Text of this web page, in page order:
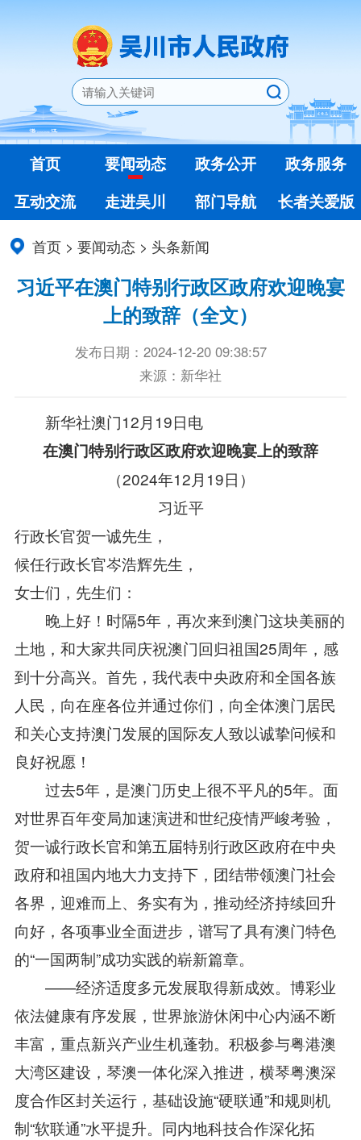
首页 要闻动态 政务公开
政务服务
互动交流
走进吴川 部门导航 长者关爱版
首页 >要闻动态 > 头条新闻
习近平在澳门特别行政区政府欢迎晚宴
上的致辞（全文）
发布日期：2024-12-20 09:38:57
来源：新华社
新华社澳门12月19日电
在澳门特别行政区政府欢迎晚宴上的致辞
（2024年12月19日）
习近平
行政长官贺一诚先生，
候任行政长官岑浩辉先生，
女士们，先生们：
晚上好！时隔5年，再次来到澳门这块美丽的
土地，和大家共同庆祝澳门回归祖国25周年，感
到十分高兴。首先，我代表中央政府和全国各族
人民，向在座各位并通过你们，向全体澳门居民
和关心支持澳门发展的国际友人致以诚挚问候和
良好祝愿！
过去5年，是澳门历史上很不平凡的5年。面
对世界百年变局加速演进和世纪疫情严峻考验，
贺一诚行政长官和第五届特别行政区政府在中央
政府和祖国内地大力支持下，团结带领澳门社会
各界，迎难而上、务实有为，推动经济持续回升
向好，各项事业全面进步，谱写了具有澳门特色
的“一国两制”成功实践的崭新篇章。
——经济适度多元发展取得新成效。博彩业
依法健康有序发展，世界旅游休闲中心内涵不断
丰富，重点新兴产业生机蓬勃。积极参与粤港澳
大湾区建设，琴澳一体化深入推进，横琴粤澳深
度合作区封关运行，基础设施“硬联通”和规则机
制“软联通”水平提升。同内地科技合作深化拓